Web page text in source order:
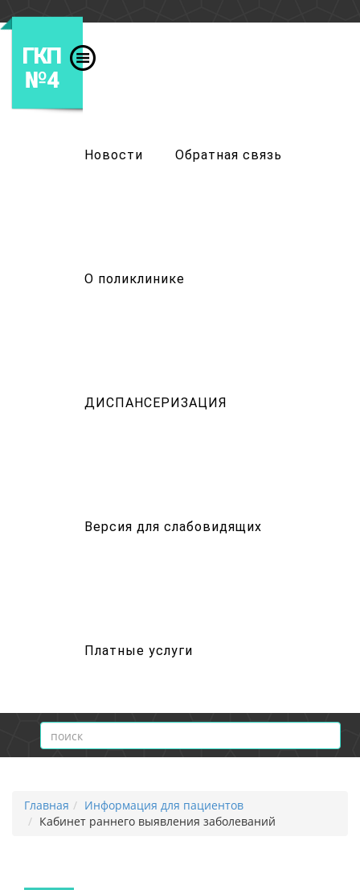
ГКП
№4
Новости Обратная связь
О поликлинике
ДИСПАНСЕРИЗАЦИЯ
Версия для слабовидящих
Платные услуги
Главная
Информация для пациентов
Кабинет раннего выявления заболеваний